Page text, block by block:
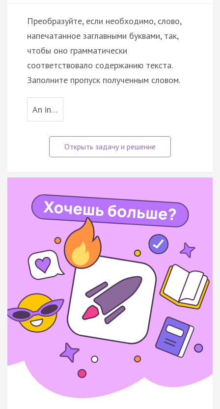
Преобразуйте, если необходимо, слово,
напечатанное заглавными буквами, так,
чтобы оно грамматически
соответствовало содержанию текста.
Заполните пропуск полученным словом.
An in…